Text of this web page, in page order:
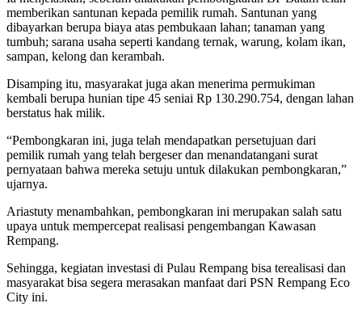
memberikan santunan kepada pemilik rumah. Santunan yang
dibayarkan berupa biaya atas pembukaan lahan; tanaman yang
tumbuh; sarana usaha seperti kandang ternak, warung, kolam ikan,
sampan, kelong dan kerambah.
Disamping itu, masyarakat juga akan menerima permukiman
kembali berupa hunian tipe 45 seniai Rp 130.290.754, dengan lahan
berstatus hak milik.
“Pembongkaran ini, juga telah mendapatkan persetujuan dari
pemilik rumah yang telah bergeser dan menandatangani surat
pernyataan bahwa mereka setuju untuk dilakukan pembongkaran,”
ujarnya.
Ariastuty menambahkan, pembongkaran ini merupakan salah satu
upaya untuk mempercepat realisasi pengembangan Kawasan
Rempang.
Sehingga, kegiatan investasi di Pulau Rempang bisa terealisasi dan
masyarakat bisa segera merasakan manfaat dari PSN Rempang Eco
City ini.